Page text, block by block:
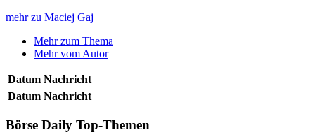
mehr zu Maciej Gaj
Mehr zum Thema
Mehr vom Autor
Datum Nachricht
Datum Nachricht
Börse Daily Top-Themen